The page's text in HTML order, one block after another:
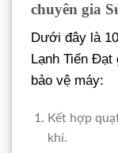
chuyên gia
Dưới đây là
Lạnh Tiến
bảo vệ máy:
Kết hợp
khí.